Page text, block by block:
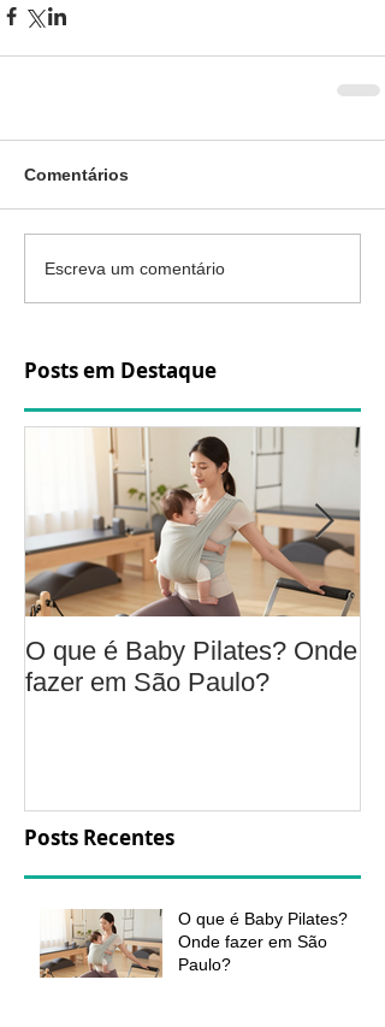
Comentários
Escreva um comentário
Posts em Destaque
O que é Baby Pilates? Onde
fazer em São Paulo?
Posts Recentes
O que é Baby Pilates?
Onde fazer em São
Paulo?